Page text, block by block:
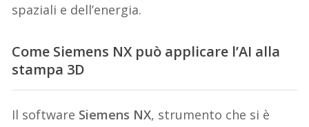
spaziali e dell’energia.
Come Siemens NX può applicare l’AI alla
stampa 3D
Il software Siemens NX, strumento che si è